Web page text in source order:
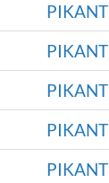
PIKANT
PIKANT
PIKANT
PIKANT
PIKANT